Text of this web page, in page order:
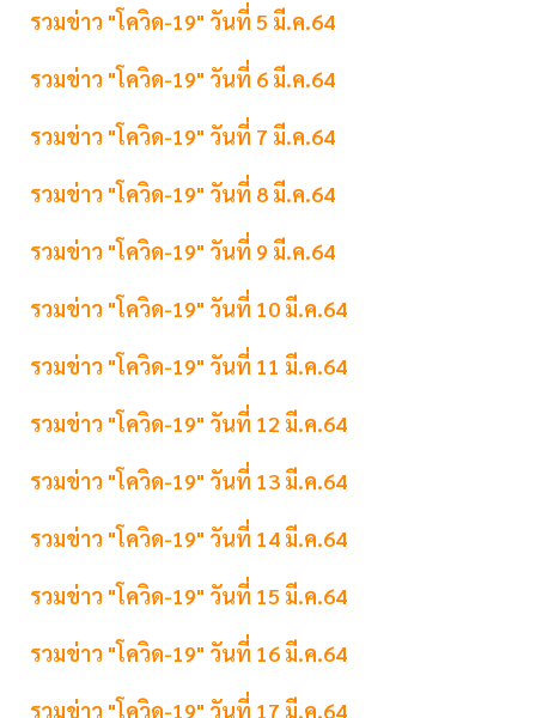
รวมข่าว "โควิด-19" วันที่ 5 มี.ค.64
รวมข่าว "โควิด-19" วันที่ 6 มี.ค.64
รวมข่าว "โควิด-19" วันที่ 7 มี.ค.64
รวมข่าว "โควิด-19" วันที่ 8 มี.ค.64
รวมข่าว "โควิด-19" วันที่ 9 มี.ค.64
รวมข่าว "โควิด-19" วันที่ 10 มี.ค.64
รวมข่าว "โควิด-19" วันที่ 11 มี.ค.64
รวมข่าว "โควิด-19" วันที่ 12 มี.ค.64
รวมข่าว "โควิด-19" วันที่ 13 มี.ค.64
รวมข่าว "โควิด-19" วันที่ 14 มี.ค.64
รวมข่าว "โควิด-19" วันที่ 15 มี.ค.64
รวมข่าว "โควิด-19" วันที่ 16 มี.ค.64
รวมข่าว "โควิด-19" วันที่ 17 มี.ค.64